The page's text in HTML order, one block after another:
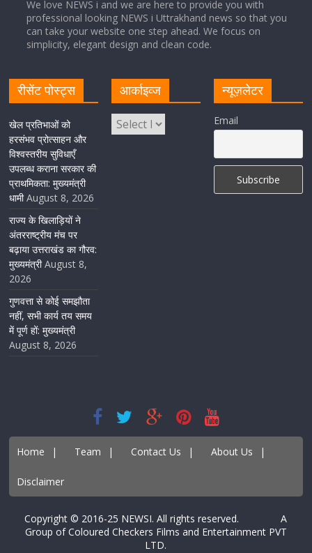
Cabinet Baithak: उत्तराखंड में श्रमिकों को हर महीने 7 तारीख
तक मिलेगी मजदूरी, ओवरटाइम पर मिलेगा दोगुना भुगतान
केंद्रीय रेल मंत्री ने मुख्यमंत्री के अनुरोध पर बनबसा रेलवे स्टेशन पर
अमृतसर–टनकपुर एक्सप्रेस के ठहराव को स्वीकृति
We love NEWS i and we are here to provide you with
professional looking NEWS i Uttrakhand news so that you
can take your website one step ahead. We focus on
simplicity, elegant design and clean code.
रीसेंट पोस्ट्स
खेल प्रतिभाओं को
हरसंभव प्रोत्साहन और
विश्वस्तरीय सुविधाएँ
उपलब्ध कराना सरकार की
प्राथमिकता: मुख्यमंत्री
धामी August 8, 2026
राज्य के खिलाड़ियों ने
अंतरराष्ट्रीय मंच पर
बढ़ाया उत्तराखंड का गौरव:
मुख्यमंत्री August 8,
2026
गुणवत्ता से कोई समझौता
नहीं, सभी कार्य तय समय
में पूर्ण हों: मुख्यमंत्री
August 8, 2026
आर्काइव्ज न्यूज़लेटर
Email
Home | Team | Contact Us | About Us |
Disclaimer
Copyright © 2016-25 NEWSI. All rights reserved. A
Group of Coloured Checkers Films and Entertainment PVT
LTD.